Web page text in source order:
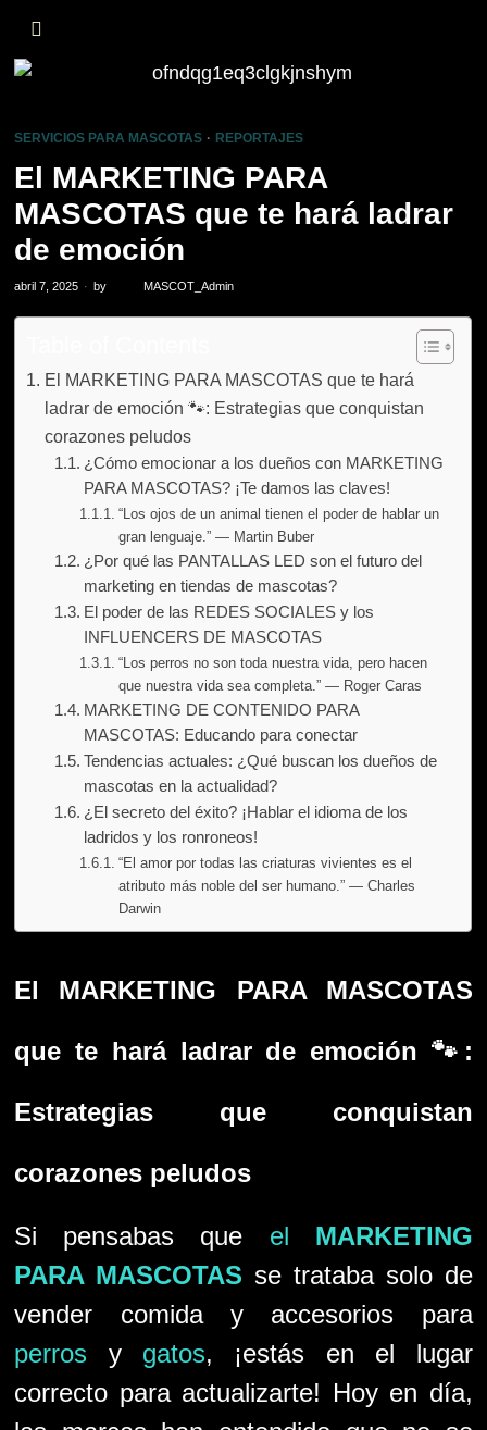
SERVICIOS PARA MASCOTAS · REPORTAJES
El MARKETING PARA
MASCOTAS que te hará ladrar
de emoción
abril 7, 2025 by MASCOT_Admin
El MARKETING PARA MASCOTAS que te hará
ladrar de emoción 🐾: Estrategias que conquistan
corazones peludos
¿Cómo emocionar a los dueños con MARKETING
PARA MASCOTAS? ¡Te damos las claves!
“Los ojos de un animal tienen el poder de hablar un
gran lenguaje.” — Martin Buber
¿Por qué las PANTALLAS LED son el futuro del
marketing en tiendas de mascotas?
El poder de las REDES SOCIALES y los
INFLUENCERS DE MASCOTAS
“Los perros no son toda nuestra vida, pero hacen
que nuestra vida sea completa.” — Roger Caras
MARKETING DE CONTENIDO PARA
MASCOTAS: Educando para conectar
Tendencias actuales: ¿Qué buscan los dueños de
mascotas en la actualidad?
¿El secreto del éxito? ¡Hablar el idioma de los
ladridos y los ronroneos!
“El amor por todas las criaturas vivientes es el
atributo más noble del ser humano.” — Charles
Darwin
El MARKETING PARA MASCOTAS
que te hará ladrar de emoción 🐾:
Estrategias que conquistan
corazones peludos
Si pensabas que el MARKETING
PARA MASCOTAS se trataba solo de
vender comida y accesorios para
perros y gatos, ¡estás en el lugar
correcto para actualizarte! Hoy en día,